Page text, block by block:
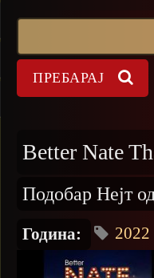
Better Nate
Подобар Нејт
Година: 2022